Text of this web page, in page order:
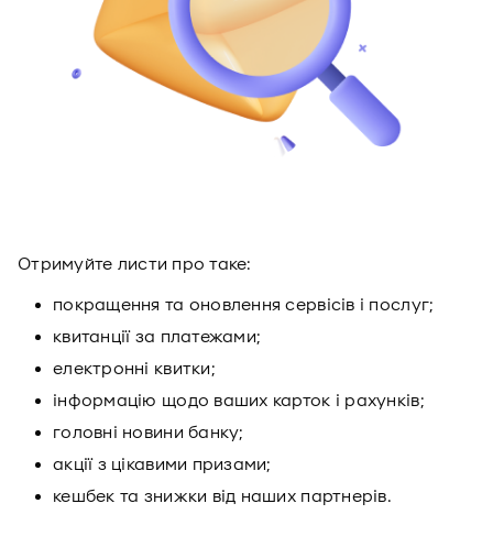
Отримуйте листи про таке:
покращення та оновлення сервісів і послуг;
квитанції за платежами;
електронні квитки;
інформацію щодо ваших карток і рахунків;
головні новини банку;
акції з цікавими призами;
кешбек та знижки від наших партнерів.